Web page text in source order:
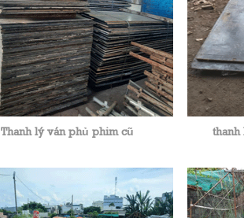
Thanh lý ván phủ phim cũ